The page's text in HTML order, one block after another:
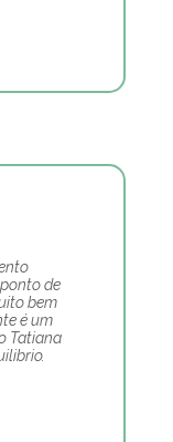
de
bem
é um
Tatiana